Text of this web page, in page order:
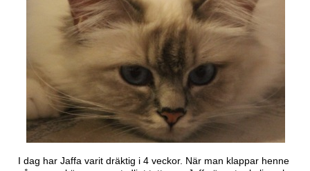
I dag har Jaffa varit dräktig i 4 veckor. När man klappar henne